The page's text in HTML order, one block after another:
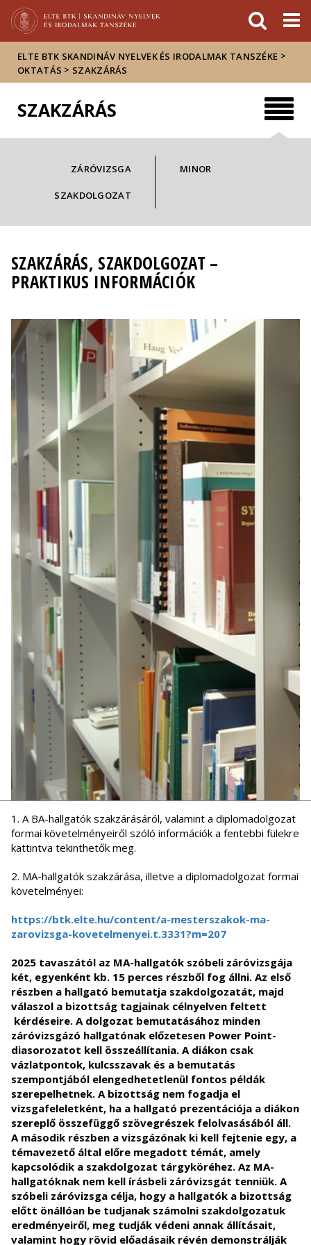
Hírek
Események
ELTE a
sajtóban
ELTE BTK SKANDINÁV NYELVEK ÉS IRODALMAK TANSZÉKE >
OKTATÁS > SZAKZÁRÁS
SZAKZÁRÁS
ZÁRÓVIZSGA
SZAKDOLGOZAT
MINOR
SZAKZÁRÁS, SZAKDOLGOZAT –
PRAKTIKUS INFORMÁCIÓK
1. A BA-hallgatók szakzárásáról, valamint a diplomadolgozat
formai követelményeiről szóló információk a fentebbi fülekre
kattintva tekinthetők meg.
2. MA-hallgatók szakzárása, illetve a diplomadolgozat formai
követelményei:
https://btk.elte.hu/content/a-mesterszakok-ma-
zarovizsga-kovetelmenyei.t.3331?m=207
2025 tavaszától az MA-hallgatók szóbeli záróvizsgája
két, egyenként kb. 15 perces részből fog állni. Az első
részben a hallgató bemutatja szakdolgozatát, majd
válaszol a bizottság tagjainak célnyelven feltett
kérdéseire. A dolgozat bemutatásához minden
záróvizsgázó hallgatónak előzetesen Power Point-
diasorozatot kell összeállítania. A diákon csak
vázlatpontok, kulcsszavak és a bemutatás
szempontjából elengedhetetlenül fontos példák
szerepelhetnek. A bizottság nem fogadja el
vizsgafeleletként, ha a hallgató prezentációja a diákon
szereplő összefüggő szövegrészek felolvasásából áll.
A második részben a vizsgázónak ki kell fejtenie egy, a
témavezető által előre megadott témát, amely
kapcsolódik a szakdolgozat tárgyköréhez. Az MA-
hallgatóknak nem kell írásbeli záróvizsgát tenniük. A
szóbeli záróvizsga célja, hogy a hallgatók a bizottság
előtt önállóan be tudjanak számolni szakdolgozatuk
eredményeiről, meg tudják védeni annak állításait,
valamint hogy rövid előadásaik révén demonstrálják